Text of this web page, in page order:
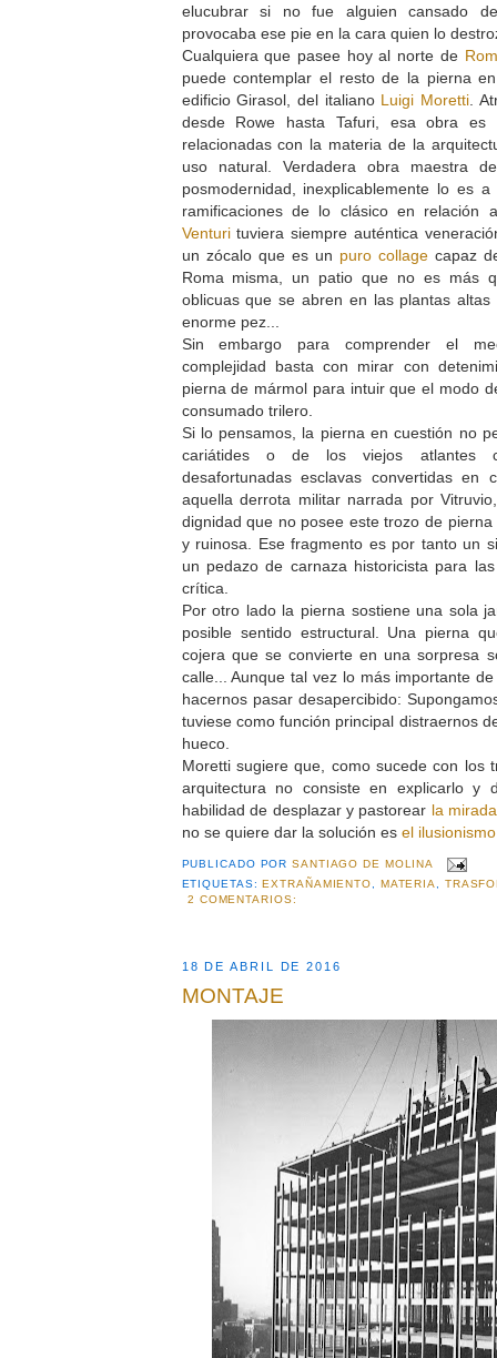
elucubrar si no fue alguien cansado
provocaba ese pie en la cara quien lo
Cualquiera que pasee hoy al norte de
puede contemplar el resto de la pierna
edificio Girasol, del italiano Luigi Moretti.
desde Rowe hasta Tafuri, esa obra es
relacionadas con la materia de la
uso natural. Verdadera obra maestra
posmodernidad, inexplicablemente lo es
ramificaciones de lo clásico en relación
Venturituviera siempre auténtica
un zócalo que es un puro collagecapaz
Roma misma, un patio que no es más
oblicuas que se abren en las plantas
enorme pez...
Sin embargo para comprender el
complejidad basta con mirar con
pierna de mármol para intuir que el modo
consumado trilero.
Si lo pensamos, la pierna en cuestión no
cariátides o de los viejos atlantes
desafortunadas esclavas convertidas en
aquella derrota militar narrada por
dignidad que no posee este trozo de
y ruinosa. Ese fragmento es por tanto un
un pedazo de carnaza historicista para
crítica.
Por otro lado la pierna sostiene una sola
posible sentido estructural. Una pierna
cojera que se convierte en una sorpresa
calle... Aunque tal vez lo más importante
hacernos pasar desapercibido:
tuviese como función principal distraernos
hueco.
Moretti sugiere que, como sucede con los
arquitectura no consiste en explicarlo y
habilidad de desplazar y pastorear la mirada
no se quiere dar la solución es el ilusionismo
PUBLICADO PORSANTIAGO DE MOLINA
ETIQUETAS: EXTRAÑAMIENTO, MATERIA,
2 COMENTARIOS:
18 DE ABRIL DE 2016
MONTAJE